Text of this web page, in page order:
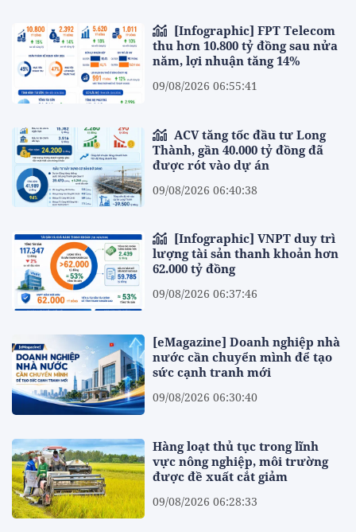
thu hơn 10.800 tỷ đồng sau nửa
năm, lợi nhuận tăng 14%
09/08/2026 06:55:41
Thành, gần 40.000 tỷ đồng đã
được rót vào dự án
09/08/2026 06:40:38
lượng tài sản thanh khoản hơn
62.000 tỷ đồng
09/08/2026 06:37:46
[eMagazine] Doanh nghiệp nhà
nước cần chuyển mình để tạo
sức cạnh tranh mới
09/08/2026 06:30:40
Hàng loạt thủ tục trong lĩnh
vực nông nghiệp, môi trường
được đề xuất cắt giảm
09/08/2026 06:28:33